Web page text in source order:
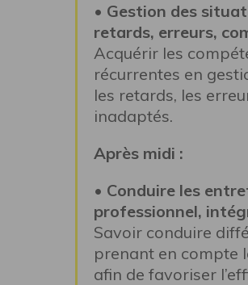
• Gestion des
retards, erreurs,
Acquérir les
récurrentes en
les retards, les
inadaptés.
Après midi :
• Conduire les
professionnel,
Savoir conduire
prenant en compte
afin de favoriser